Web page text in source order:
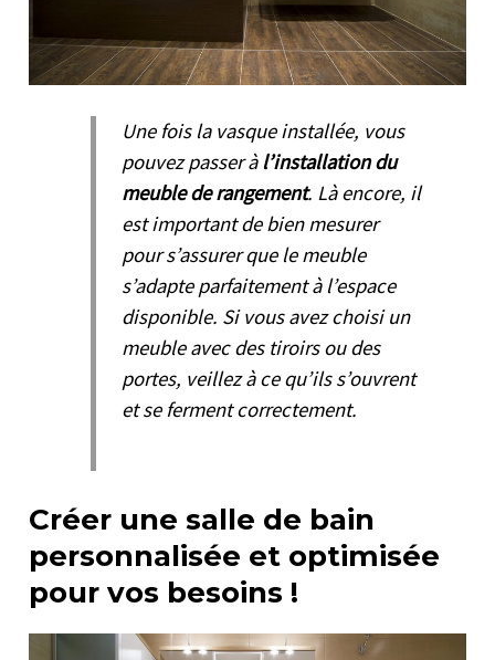
Une fois la vasque installée, vous
pouvez passer à l’installation du
meuble de rangement. Là encore, il
est important de bien mesurer
pour s’assurer que le meuble
s’adapte parfaitement à l’espace
disponible. Si vous avez choisi un
meuble avec des tiroirs ou des
portes, veillez à ce qu’ils s’ouvrent
et se ferment correctement.
Créer une salle de bain
personnalisée et optimisée
pour vos besoins !